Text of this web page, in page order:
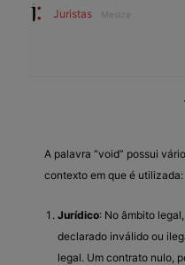
Juristas Mestre
A palavra “void” possui
contexto em que é utilizada:
Jurídico: No âmbito
declarado inválido ou
legal. Um contrato nulo,